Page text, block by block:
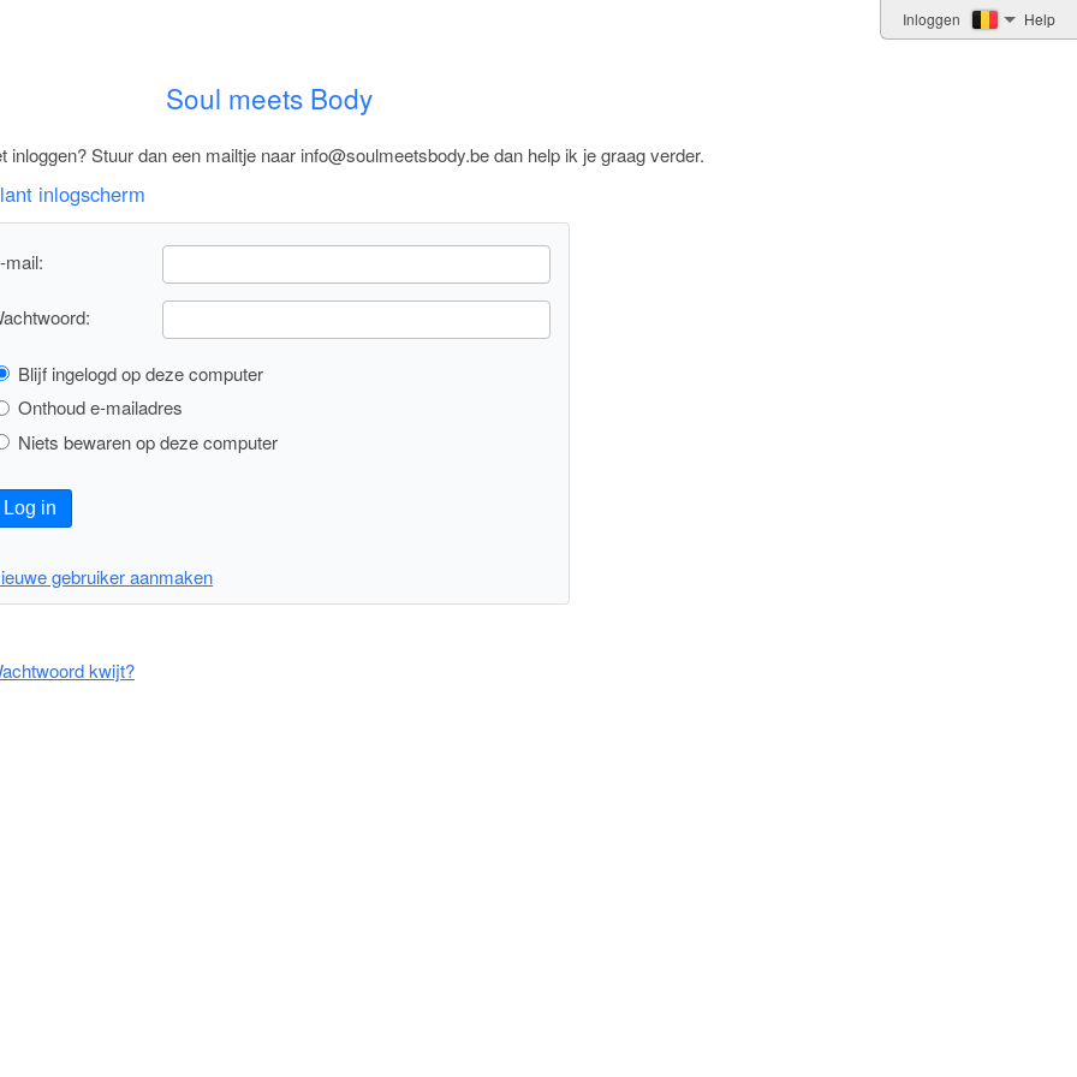
Inloggen Help
Soul meets Body
inloggen? Stuur dan een mailtje naar info@soulmeetsbody.be dan help ik je graag verder.
inlogscherm
mail:
Blijf ingelogd op deze computer
Onthoud e-mailadres
Niets bewaren op deze computer
Log in
gebruiker aanmaken
kwijt?